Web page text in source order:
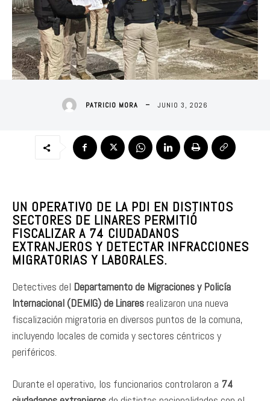
PATRICIO MORA JUNIO 3, 2026
UN OPERATIVO DE LA PDI EN DISTINTOS
SECTORES DE LINARES PERMITIÓ
FISCALIZAR A 74 CIUDADANOS
EXTRANJEROS Y DETECTAR INFRACCIONES
MIGRATORIAS Y LABORALES.
Detectives del Departamento de Migraciones y Policía
Internacional (DEMIG) de Linaresrealizaron una nueva
fiscalización migratoria en diversos puntos de la comuna,
incluyendo locales de comida y sectores céntricos y
periféricos.
Durante el operativo, los funcionarios controlaron a 74